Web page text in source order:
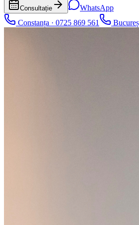
Consultație
WhatsApp
Constanța · 0725 869 561